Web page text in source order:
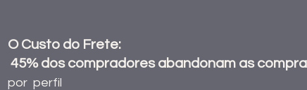
O Custo do Frete:
45% dos compradores abandonam as
por  perfil